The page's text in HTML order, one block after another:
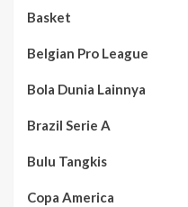
Basket
Belgian Pro League
Bola Dunia Lainnya
Brazil Serie A
Bulu Tangkis
Copa America